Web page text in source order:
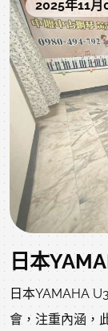
止音線裝置 / 音
適合初學使用，
價 已經很便宜
腳典雅造型，不
多了優質練習琴
暢銷系列，保
不到了..尺寸 寬
是購回的原始狀
錯目前已安排
當下的原始狀
整理得很漂亮，
修?以下照片及
們會再經過網
music.com/
2025年11
日本YAMAHA
會，注重內涵，